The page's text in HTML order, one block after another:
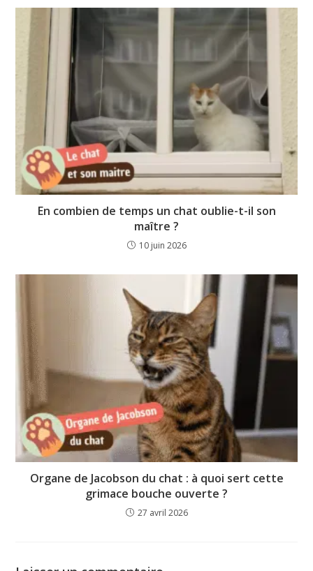
En combien de temps un chat oublie-t-il son
maître ?
10 juin 2026
Organe de Jacobson du chat : à quoi sert cette
grimace bouche ouverte ?
27 avril 2026